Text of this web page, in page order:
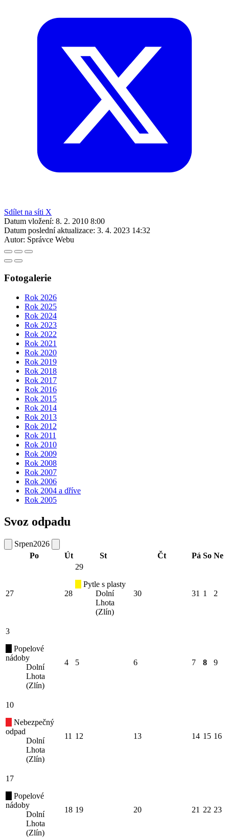
Sdílet na síti X
Datum vložení: 8. 2. 2010 8:00
Datum poslední aktualizace: 3. 4. 2023 14:32
Autor: Správce Webu
Fotogalerie
Rok 2026
Rok 2025
Rok 2024
Rok 2023
Rok 2022
Rok 2021
Rok 2020
Rok 2019
Rok 2018
Rok 2017
Rok 2016
Rok 2015
Rok 2014
Rok 2013
Rok 2012
Rok 2011
Rok 2010
Rok 2009
Rok 2008
Rok 2007
Rok 2006
Rok 2004 a dříve
Rok 2005
Svoz odpadu
Srpen2026
Po
Út St Čt Pá So Ne
27 28
29
Pytle s plasty
Dolní
Lhota
(Zlín)
30 31 1 2
3
Popelové
nádoby
Dolní
Lhota
(Zlín)
4 5 6 7 8 9
10
Nebezpečný
odpad
Dolní
Lhota
(Zlín)
11 12 13 14 15 16
17
Popelové
nádoby
Dolní
Lhota
(Zlín)
18 19 20 21 22 23